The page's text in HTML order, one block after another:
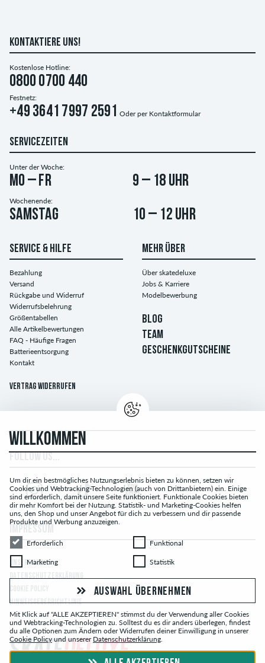
KONTAKTIERE UNS!
Kostenlose Hotline:
0800 0700 440
Festnetz:
+49 3641 7997 2591 Oder per Kontaktformular
SERVICEZEITEN
Unter der Woche:
Mo – Fr 9 – 18 Uhr
Wochenende:
Samstag 10 – 12 Uhr
SERVICE & HILFE
Bezahlung
Versand
Rückgabe und Widerruf
Widerrufsbelehrung
Größentabellen
Alle Artikelbewertungen
FAQ - Häufige Fragen
Batterieentsorgung
Kontakt
Vertrag widerrufen
MEHR ÜBER
Über skatedeluxe
Jobs & Karriere
Modelbewerbung
BLOG
TEAM
GESCHENKGUTSCHEINE
UNSERE AGB
HINWEISGEBERRICHTLINIE
WILLKOMMEN
Um dir ein bestmögliches Nutzungserlebnis bieten zu können, setzen wir
Cookies und Webtracking-Technologien (auch von Drittanbietern) ein. Einige
sind erforderlich, damit unsere Seite funktioniert. Funktionale Cookies bieten
dir mehr Komfort bei der Nutzung. Statistik- und Marketing-Cookies helfen
uns, den Shop und unser Angebot für dich zu verbessern und dir passende
Produkte und Werbung anzuzeigen.
Erforderlich
Erforderlich FunktionalFunktional
MarketingMarketing StatistikStatistik
AUSWAHL ÜBERNEHMEN
Mit Klick auf "ALLE AKZEPTIEREN" stimmst du der Verwendung aller Cookies
und Webtracking-Technologien zu. Solltest du es dir anders überlegen, findest
du alle Optionen zum Ändern oder Widerrufen deiner Einwilligung in unserer
Cookie Policy und unserer Datenschutzerklärung.